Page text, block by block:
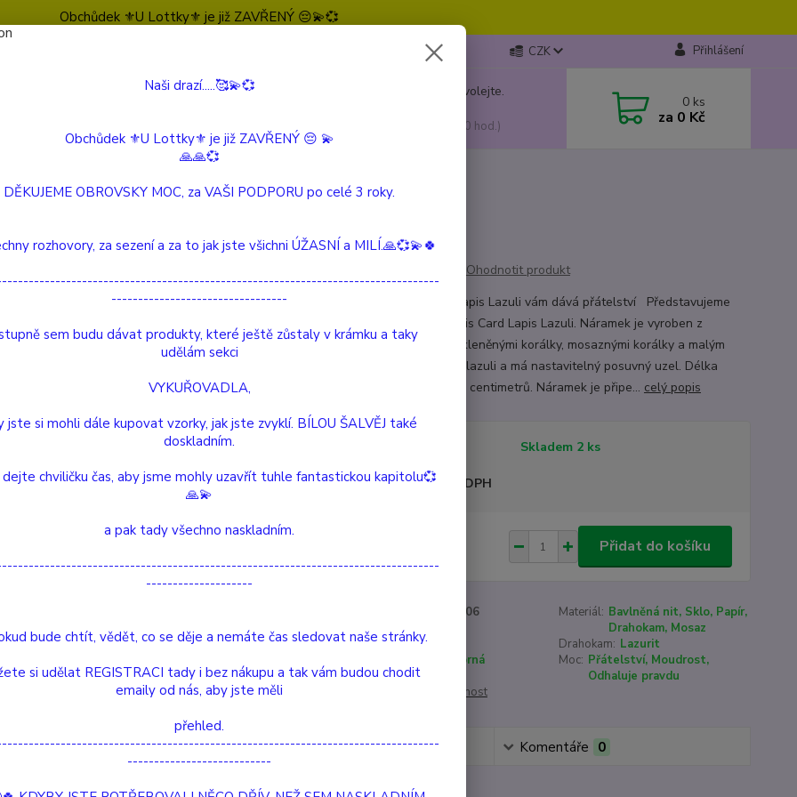
Obchůdek ⚜️U Lottky⚜️ je již ZAVŘENÝ 😔💫💞
CZK Přihlášení
Nevíte si rady? Zavolejte.
(Po-Pá, 10:00-15:00 hod.)
0 ks
za 0 Kč
a Beautiful Story Lapis Lazuli, stříbrný, barevný náramek
Lazuli, stříbrný, barevný náramek
Ohodnotit produkt
O tomto kameni: Lapis Lazuli vám dává přátelství Představujeme
stříbrný náramek Iris Card Lapis Lazuli. Náramek je vyroben z
bavlněné nitě se skleněnými korálky, mosaznými korálky a malým
drahokamem lapis lazuli a má nastavitelný posuvný uzel. Délka
náramku je 16 - 22 centimetrů. Náramek je připe... celý popis
Skladem 2 ks
Nejsme plátci DPH
Přidat do košíku
90006 Materiál: Bavlněná nit, Sklo, Papír,
Drahokam, Mosaz
Délka: 16-22 cm Drahokam: Lazurit
Modrá, Stříbrná Moc: Přátelství, Moudrost,
Odhaluje pravdu
Hlídat cenu / dostupnost
specifikace Hodnocení 1 Komentáře 0
Naši drazí.....🥰💫💞
Obchůdek ⚜️U Lottky⚜️ je již ZAVŘENÝ 😔 💫
🙏🙏💞
DĚKUJEME OBROVSKY MOC, za VAŠI PODPORU po celé 3 roky.
rozhovory, za sezení a za to jak jste všichni ÚŽASNÍ a MILÍ.🙏💞💫🍀
---------------------------------
sem budu dávat produkty, které ještě zůstaly v krámku a taky
udělám sekci
VYKUŘOVADLA,
jste si mohli dále kupovat vzorky, jak jste zvyklí. BÍLOU ŠALVĚJ také
doskladním.
dejte chviličku čas, aby jsme mohly uzavřít tuhle fantastickou kapitolu💞
🙏💫
a pak tady všechno naskladním.
--------------------
bude chtít, vědět, co se děje a nemáte čas sledovat naše stránky.
si udělat REGISTRACI tady i bez nákupu a tak vám budou chodit
emaily od nás, aby jste měli
přehled.
---------------------------